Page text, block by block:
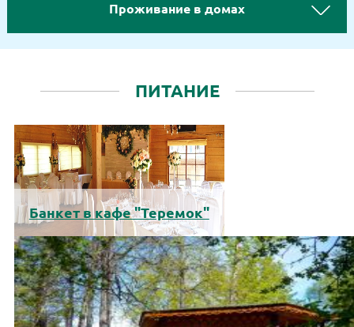
Проживание в домах
ПИТАНИЕ
Банкет в кафе "Теремок"